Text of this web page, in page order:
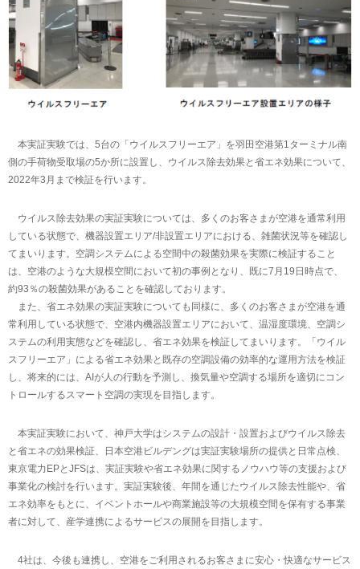
本実証実験では、5台の「ウイルスフリーエア」を羽田空港第1ターミナル南
側の手荷物受取場の5か所に設置し、ウイルス除去効果と省エネ効果について、
2022年3月まで検証を行います。
ウイルス除去効果の実証実験については、多くのお客さまが空港を通常利用
している状態で、機器設置エリア/非設置エリアにおける、雑菌状況等を確認し
てまいります。空調システムによる空間中の殺菌効果を実際に検証すること
は、空港のような大規模空間において初の事例となり、既に7月19日時点で、
約93％の殺菌効果があることを確認しております。
また、省エネ効果の実証実験についても同様に、多くのお客さまが空港を通
常利用している状態で、空港内機器設置エリアにおいて、温湿度環境、空調シ
ステムの利用実態などを確認し、省エネ効果を検証してまいります。「ウイル
スフリーエア」による省エネ効果と既存の空調設備の効率的な運用方法を検証
し、将来的には、AIが人の行動を予測し、換気量や空調する場所を適切にコン
トロールするスマート空調の実現を目指します。
本実証実験において、神戸大学はシステムの設計・設置およびウイルス除去
と省エネの効果検証、日本空港ビルデングは実証実験場所の提供と日常点検、
東京電力EPとJFSは、実証実験や省エネ効果に関するノウハウ等の支援および
事業化の検討を行います。実証実験後、年間を通じたウイルス除去性能や、省
エネ効率をもとに、イベントホールや商業施設等の大規模空間を保有する事業
者に対して、産学連携によるサービスの展開を目指します。
4社は、今後も連携し、空港をご利用されるお客さまに安心・快適なサービス